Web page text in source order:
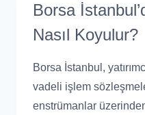
Borsa
Nasıl Koyulur?
Borsa İstanbul,
vadeli işlem
enstrümanlar